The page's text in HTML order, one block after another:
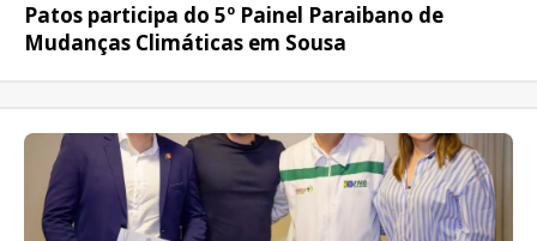
Patos participa do 5º Painel Paraibano de
Mudanças Climáticas em Sousa